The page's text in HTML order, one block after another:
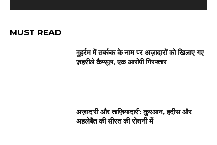
MUST READ
मुहर्रम में तबर्रुक के नाम पर अज़ादारों को खिलाए गए
ज़हरीले कैप्सूल, एक आरोपी गिरफ्तार
अज़ादारी और ताज़ियादारी: क़ुरआन, हदीस और
अहलेबैत की सीरत की रोशनी में